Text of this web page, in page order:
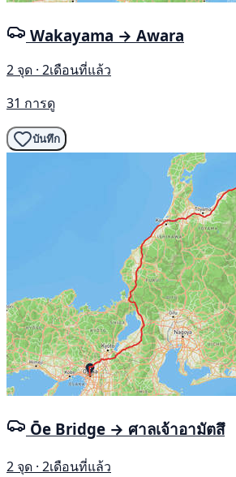
Wakayama → Awara
2 จุด · 2เดือนที่แล้ว
31 การดู
บันทึก
Ōe Bridge → ศาลเจ้าอามัตสึ
2 จุด · 2เดือนที่แล้ว